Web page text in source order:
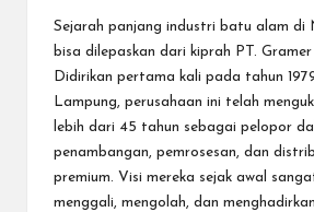
Sejarah panjang industri batu alam di
bisa dilepaskan dari kiprah PT. Gramer
Didirikan pertama kali pada tahun
Lampung, perusahaan ini telah
lebih dari 45 tahun sebagai pelopor
penambangan, pemrosesan, dan
premium. Visi mereka sejak awal
menggali, mengolah, dan